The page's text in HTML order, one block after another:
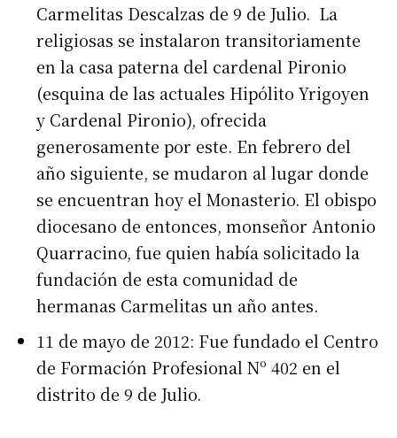
Carmelitas Descalzas de 9 de Julio. La
religiosas se instalaron transitoriamente
en la casa paterna del cardenal Pironio
(esquina de las actuales Hipólito Yrigoyen
y Cardenal Pironio), ofrecida
generosamente por este. En febrero del
año siguiente, se mudaron al lugar donde
se encuentran hoy el Monasterio. El obispo
diocesano de entonces, monseñor Antonio
Quarracino, fue quien había solicitado la
fundación de esta comunidad de
hermanas Carmelitas un año antes.
11 de mayo de 2012: Fue fundado el Centro
de Formación Profesional Nº 402 en el
distrito de 9 de Julio.